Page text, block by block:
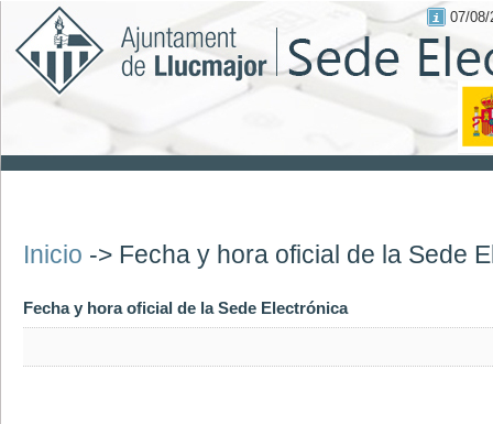
07/08/
Inicio -> Fecha y hora oficial de la Sede
Fecha y hora oficial de la Sede Electrónica